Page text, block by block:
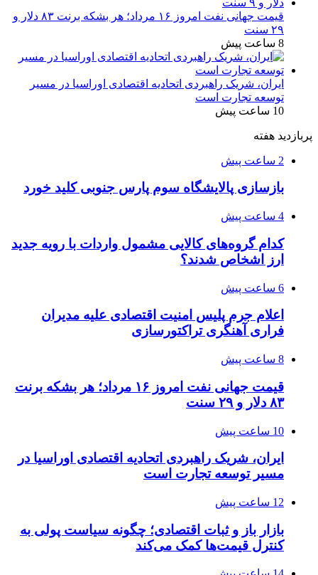
قیمت جهانی نفت امروز ۱۶ مرداد؛ هر بشکه برنت ۸۳ دلار و
۲۹ سنت
8 ساعت پیش
ایران، شریک راهبردی اتحادیه اقتصادی اوراسیا در مسیر
توسعه تجارت است
10 ساعت پیش
پربازدید هفته
2 ساعت پیش
بازسازی پالایشگاه سوم پارس جنوبی کلید خورد
4 ساعت پیش
کدام گروه‌های کالایی مشمول واردات با رویه جدید
ارز اشخاص شدند؟
6 ساعت پیش
اعلام جرم پلیس امنیت اقتصادی علیه مدیران
فراری آهنگری تراکتورسازی
8 ساعت پیش
قیمت جهانی نفت امروز ۱۶ مرداد؛ هر بشکه برنت
۸۳ دلار و ۲۹ سنت
10 ساعت پیش
ایران، شریک راهبردی اتحادیه اقتصادی اوراسیا در
مسیر توسعه تجارت است
12 ساعت پیش
بازار باز و ثبات اقتصادی؛ چگونه سیاست پولی به
کنترل قیمت‌ها کمک می‌کند